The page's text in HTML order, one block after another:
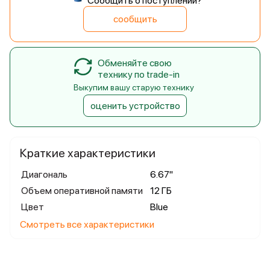
Краткие характеристики
Диагональ
6.67"
Объем оперативной памяти
12 ГБ
Цвет
Blue
Смотреть все характеристики
сообщить
Обменяйте свою
технику по trade-in
Выкупим вашу старую технику
оценить устройство